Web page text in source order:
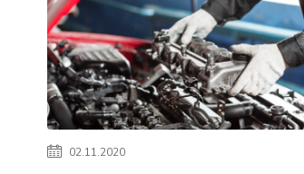
02.11.2020